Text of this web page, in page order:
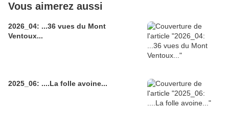
Vous aimerez aussi
2026_04: ...36 vues du Mont
Ventoux...
2025_06: ....La folle avoine...